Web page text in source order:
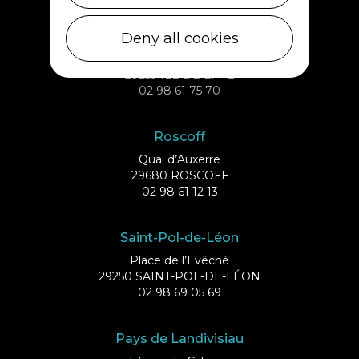
Ile de Batz
Débarcadère
02 98 61 75 70
Roscoff
Quai d’Auxerre
29680 ROSCOFF
02 98 61 12 13
Saint-Pol-de-Léon
Place de l’Evêché
29250 SAINT-POL-DE-LÉON
02 98 69 05 69
Pays de Landivisiau
Deny all cookies